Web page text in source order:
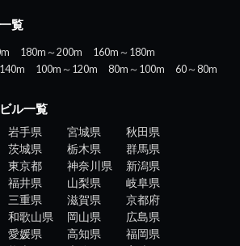
覧
180m～200m
160m～180m
100m～120m 80m～100m
60～80m
ル一覧
岩手県 宮城県
秋田県
茨城県 栃木県
群馬県
東京都 神奈川県
新潟県
福井県 山梨県
岐阜県
三重県 滋賀県
京都府
和歌山県 岡山県
広島県
愛媛県 高知県
福岡県